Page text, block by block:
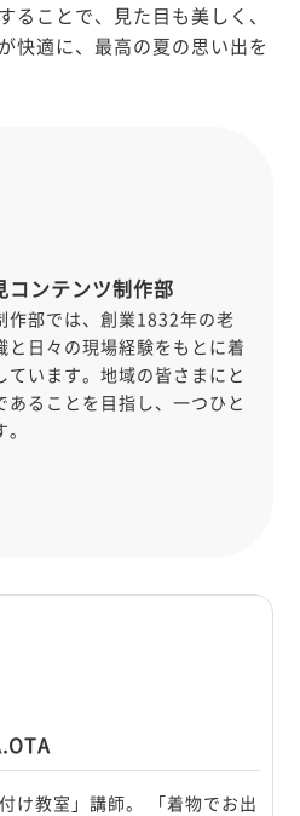
ることで、見た目も美しく、
快適に、最高の夏の思い出を
コンテンツ制作部
作部では、創業1832年の老
日々の現場経験をもとに着
います。地域の皆さまにと
あることを目指し、一つひと
け教室」講師。 「着物でお出